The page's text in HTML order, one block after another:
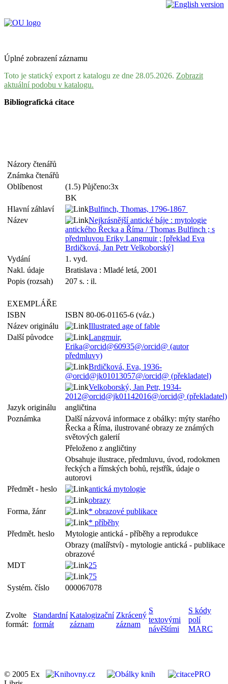
Úplné zobrazení záznamu
Toto je statický export z katalogu ze dne 28.05.2026. Zobrazit
aktuální podobu v katalogu.
Bibliografická citace
Názory čtenářů
Známka čtenářů
Oblíbenost
(1.5) Půjčeno:3x
BK
Hlavní záhlaví
Bulfinch, Thomas, 1796-1867
Název
Nejkrásnější antické báje : mytologie
antického Řecka a Říma / Thomas Bulfinch ; s
předmluvou Eriky Langmuir ; [překlad Eva
Brdičková, Jan Petr Velkoborský]
Vydání
1. vyd.
Nakl. údaje
Bratislava : Mladé letá, 2001
Popis (rozsah)
207 s. : il.
EXEMPLÁŘE
ISBN
ISBN 80-06-01165-6 (váz.)
Název originálu
Illustrated age of fable
Další původce
Langmuir,
Erika@orcid@60935@/orcid@ (autor
předmluvy)
Brdičková, Eva, 1936-
@orcid@jk01013057@/orcid@ (překladatel)
Velkoborský, Jan Petr, 1934-
2012@orcid@jk01142016@/orcid@ (překladatel)
Jazyk originálu
angličtina
Poznámka
Další názvová informace z obálky: mýty starého
Řecka a Říma, ilustrované obrazy ze známých
světových galerií
Přeloženo z angličtiny
Obsahuje ilustrace, předmluvu, úvod, rodokmen
řeckých a římských bohů, rejstřík, údaje o
autorovi
Předmět - heslo
antická mytologie
obrazy
Forma, žánr
* obrazové publikace
* příběhy
Předmět. heslo
Mytologie antická - příběhy a reprodukce
Obrazy (malířství) - mytologie antická - publikace
obrazové
MDT
25
75
Systém. číslo
000067078
Zvolte
formát:
Standardní
formát
Katalogizační
záznam
Zkrácený
záznam
S
textovými
návěštími
S kódy
polí
MARC
© 2005 Ex